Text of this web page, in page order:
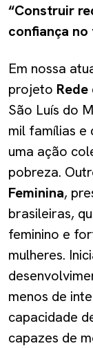
“Construir
confiança
Em nossa
projeto
São Luís do
mil famílias e
uma ação
pobreza.
Feminina,
brasileiras,
feminino e
mulheres.
menos de
capacidade
capazes de